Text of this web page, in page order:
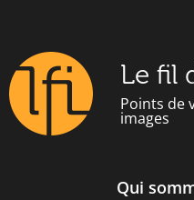
Le fil
Points de
images
Qui